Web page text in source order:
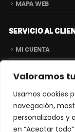
Valoramos
Usamos cookies
navegación,
personalizados y
en “Aceptar
MAPA WEB
SERVICIO AL
MI CUENTA
CONDICIONES
CONTACTO